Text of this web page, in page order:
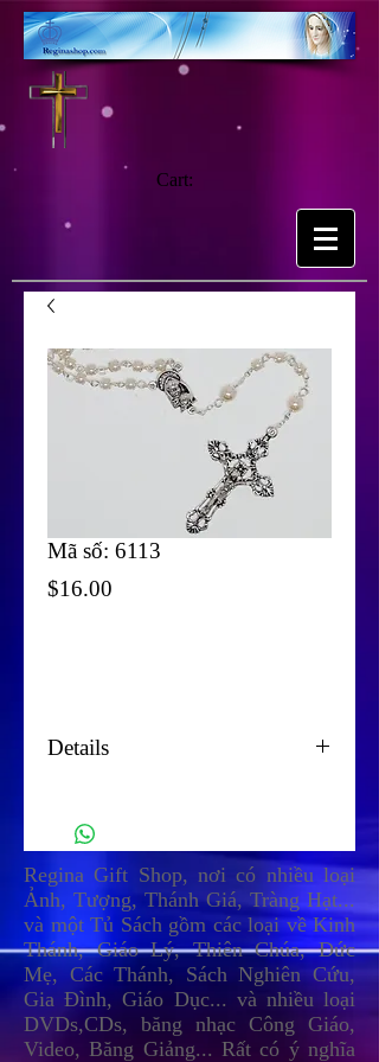
Cart:
Mã số: 6113
$16.00
Details
reginashop.com
reginashopcmc@yahoo.com
Regina Gift Shop, nơi có nhiều loại
Ảnh, Tượng, Thánh Giá, Tràng Hạt...
và một Tủ Sách gồm các loại về Kinh
Thánh, Giáo Lý, Thiên Chúa, Đức
Mẹ, Các Thánh, Sách Nghiên Cứu,
Gia Đình, Giáo Dục... và nhiều loại
DVDs,CDs, băng nhạc Công Giáo,
Video, Băng Giảng... Rất có ý nghĩa